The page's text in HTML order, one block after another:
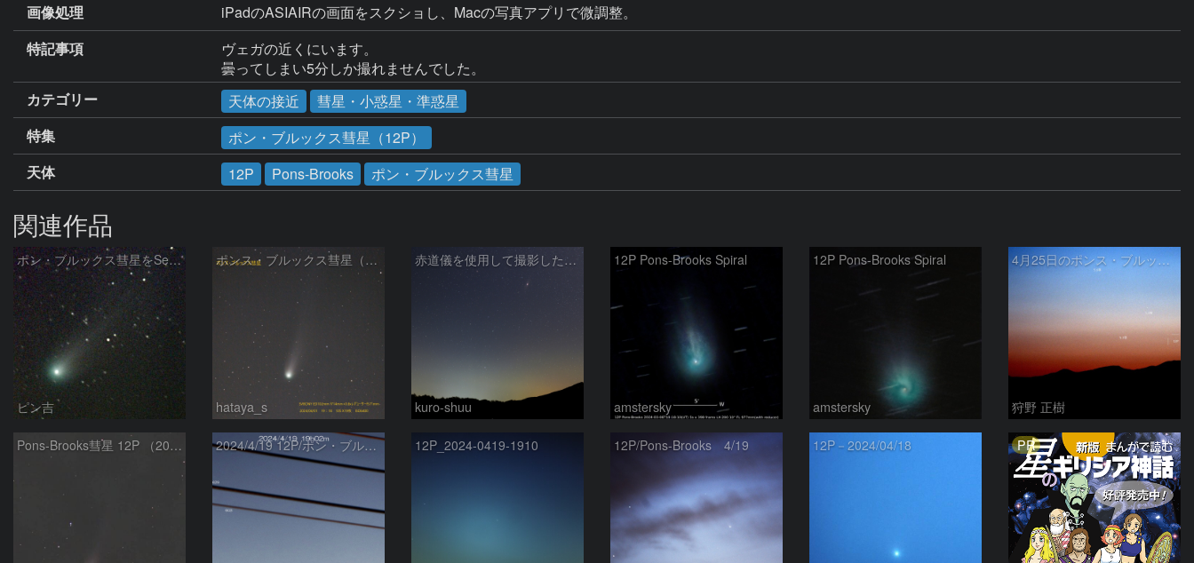
画像処理
iPadのASIAIRの画面をスクショし、Macの写真アプリで微調整。
特記事項
ヴェガの近くにいます。
曇ってしまい5分しか撮れませんでした。
カテゴリー
天体の接近
彗星・小惑星・準惑星
特集
ポン・ブルックス彗星（12P）
天体
12P Pons-Brooks ポン・ブルックス彗星
関連作品
ポン・ブルックス彗星をSeeStar S50で撮影画像を再処理
ピン吉
ポンス・ブルックス彗星（12P/Pons-Brooks）2024/04/01
hataya_s
赤道儀を使用して撮影した画像のSequatorによるコンポジット結果
kuro-shuu
12P Pons-Brooks Spiral
amstersky
12P Pons-Brooks Spiral
amstersky
4月25日のポンス・ブルックス彗星(12P)
狩野 正樹
Pons-Brooks彗星 12P （2024/04/08） 米国テキサス州 2024/4/19 12P/ポン・ブルックス彗星・木星・天王星 12P_2024-0419-1910 12P/Pons-Brooks 4/19 12P－2024/04/18 PR